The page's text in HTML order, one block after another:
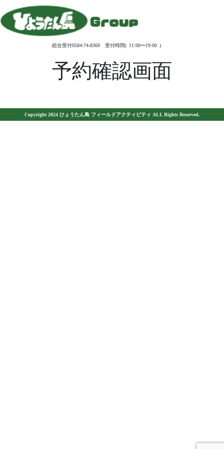
総合受付0584-74-8369 受付時間( 11:00〜19:00 )
予約確認画面
Copyright 2024 ひょうたん島 フィールドアクティビティ ALL Rights Reserved.